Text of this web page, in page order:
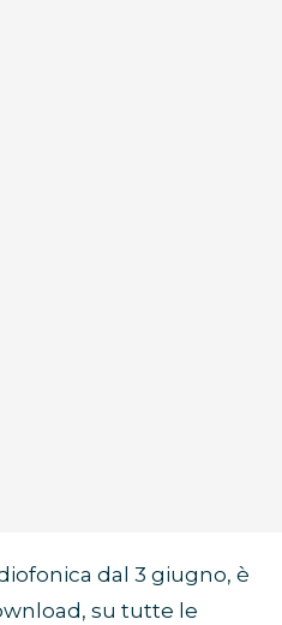
dal 3 giugno, è
su tutte le